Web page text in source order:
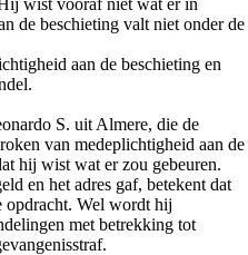
wist vooraf niet wat er in
de beschieting valt niet onder de
aan de beschieting en
S. uit Almere, die de
van medeplichtigheid aan de
hij wist wat er zou gebeuren.
en het adres gaf, betekent dat
opdracht. Wel wordt hij
met betrekking tot